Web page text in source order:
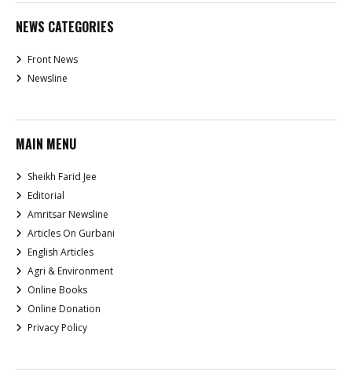
NEWS CATEGORIES
Front News
Newsline
MAIN MENU
Sheikh Farid Jee
Editorial
Amritsar Newsline
Articles On Gurbani
English Articles
Agri & Environment
Online Books
Online Donation
Privacy Policy